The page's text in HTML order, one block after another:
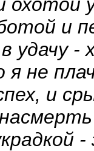
и
удачу
не
и
-